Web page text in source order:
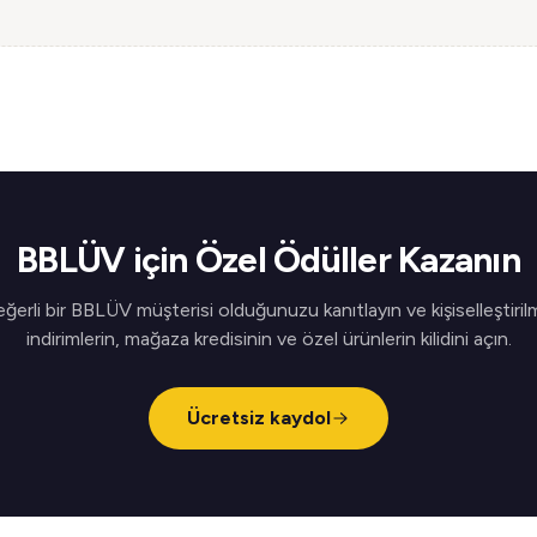
BBLÜV için Özel Ödüller Kazanın
bir BBLÜV müşterisi olduğunuzu kanıtlayın ve
indirimlerin, mağaza kredisinin ve özel ürünlerin kilidini açın.
Ücretsiz kaydol